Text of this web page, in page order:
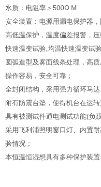
水质：电阻率＞500Ω.M
安全装置：电源用漏电保护器
高低温保护，温度偏差报警，
快速温变试验,均温快速温变试
圆弧造型及雾面线条处理，高
操作容易，安全可靠；
全封闭结构，采用强力循环马达
附有防震台垫，使得机台在运
具有被测试件通电测试功能(负
采用飞利浦照明窗口灯、内置
验情况；
本恒温恒湿想具有多种保护装置